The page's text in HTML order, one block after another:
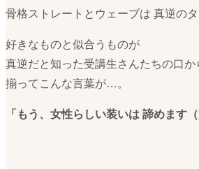
骨格ストレートとウェーブは 真逆のタ
好きなものと似合うものが
真逆だと知った受講生さんたちの口か
揃ってこんな言葉が…。
「もう、女性らしい装いは 諦めます（